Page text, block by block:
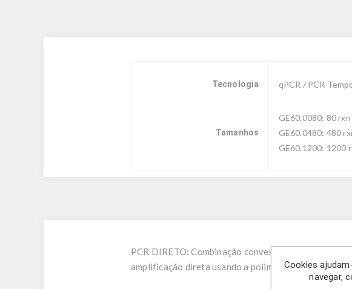
Tecnologia qPCR / PCR
Tamanhos
GE60.0080: 80 rxn
GE60.0480: 480
GE60.1200: 1200
PCR DIRETO: Combinação conveniente e fácil de
amplificação direta usando a polimerase de DNA
Cookies
navegar,